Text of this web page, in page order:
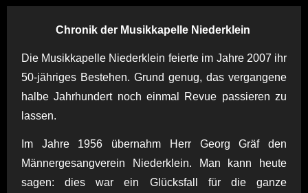
Chronik der Musikkapelle Niederklein
Die Musikkapelle Niederklein feierte im Jahre 2007 ihr
50-jähriges Bestehen. Grund genug, das vergangene
halbe Jahrhundert noch einmal Revue passieren zu
lassen.
Im Jahre 1956 übernahm Herr Georg Gräf den
Männergesangverein Niederklein. Man kann heute
sagen: dies war ein Glücksfall für die ganze